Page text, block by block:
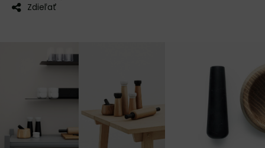
Zdieľať